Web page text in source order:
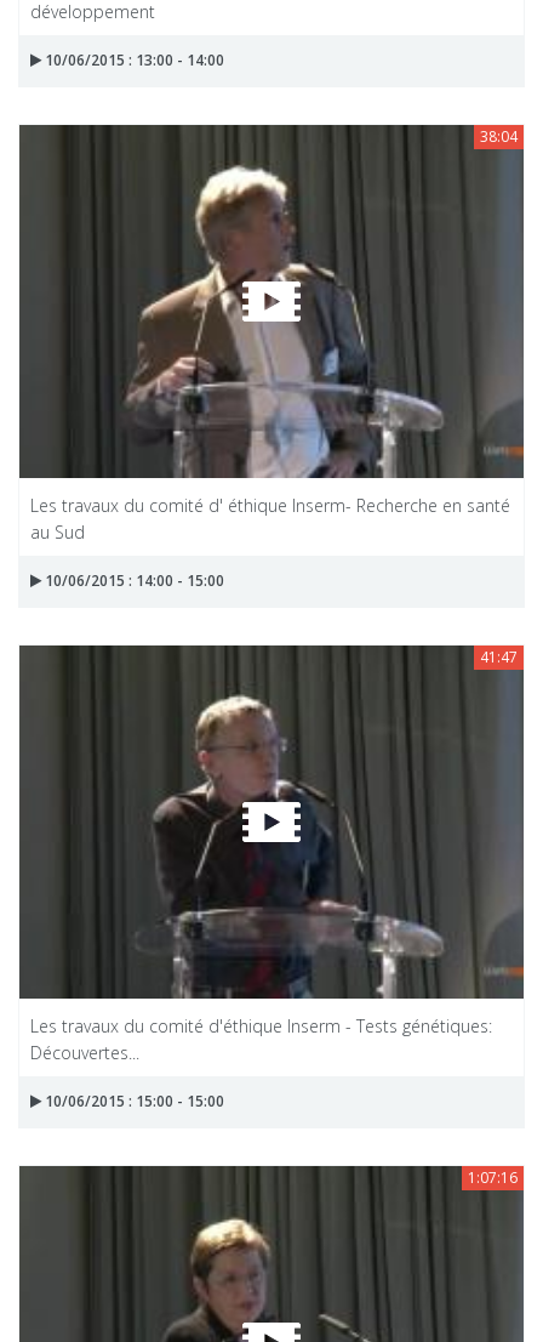
développement
10/06/2015 : 13:00 - 14:00
38:04
Les travaux du comité d' éthique Inserm- Recherche en santé
au Sud
10/06/2015 : 14:00 - 15:00
41:47
Les travaux du comité d'éthique Inserm - Tests génétiques:
Découvertes...
10/06/2015 : 15:00 - 15:00
1:07:16